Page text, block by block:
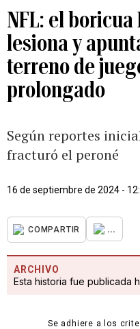
NFL: el
lesiona y
terreno de
prolongado
Según reportes
fracturó el peroné
16 de septiembre de 2024 -
COMPARTIR ...
ARCHIVO
Esta historia fue publicada
Se adhiere a los